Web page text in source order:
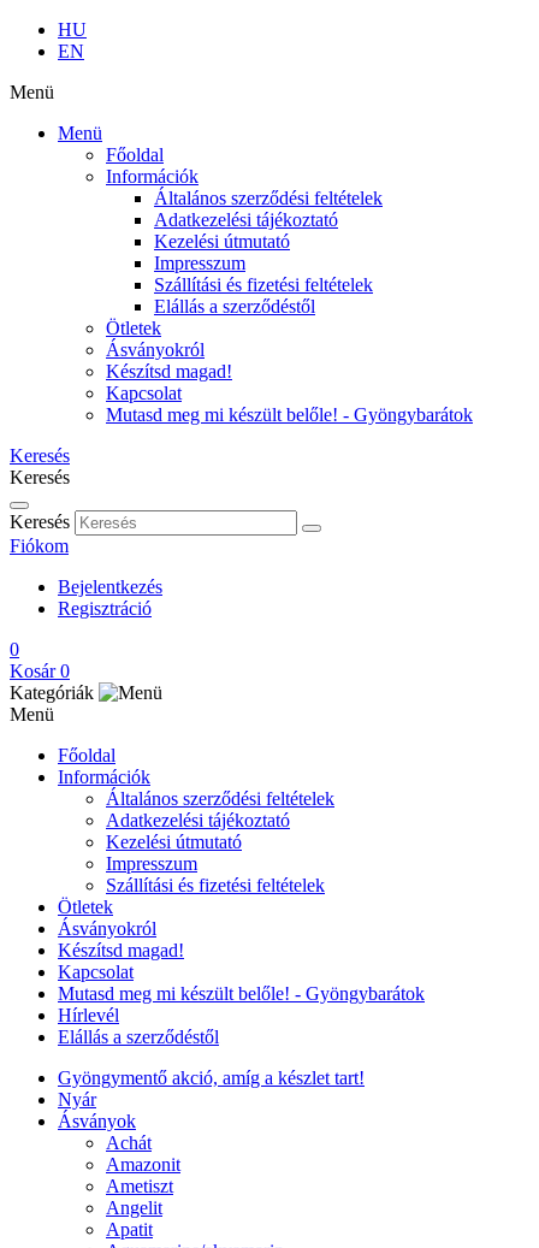
HU
EN
Menü
Menü
Főoldal
Információk
Általános szerződési feltételek
Adatkezelési tájékoztató
Kezelési útmutató
Impresszum
Szállítási és fizetési feltételek
Elállás a szerződéstől
Ötletek
Ásványokról
Készítsd magad!
Kapcsolat
Mutasd meg mi készült belőle! - Gyöngybarátok
Keresés
Keresés
Keresés
Fiókom
Bejelentkezés
Regisztráció
0
Kosár 0
Kategóriák
Menü
Főoldal
Információk
Általános szerződési feltételek
Adatkezelési tájékoztató
Kezelési útmutató
Impresszum
Szállítási és fizetési feltételek
Ötletek
Ásványokról
Készítsd magad!
Kapcsolat
Mutasd meg mi készült belőle! - Gyöngybarátok
Hírlevél
Elállás a szerződéstől
Gyöngymentő akció, amíg a készlet tart!
Nyár
Ásványok
Achát
Amazonit
Ametiszt
Angelit
Apatit